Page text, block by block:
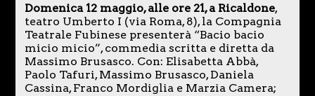
Domenica 12 maggio, alle ore 21, a Ricaldone,
teatro Umberto I (via Roma, 8), la Compagnia
Teatrale Fubinese presenterà “Bacio bacio
micio micio”, commedia scritta e diretta da
Massimo Brusasco. Con: Elisabetta Abbà,
Paolo Tafuri, Massimo Brusasco, Daniela
Cassina, Franco Mordiglia e Marzia Camera;